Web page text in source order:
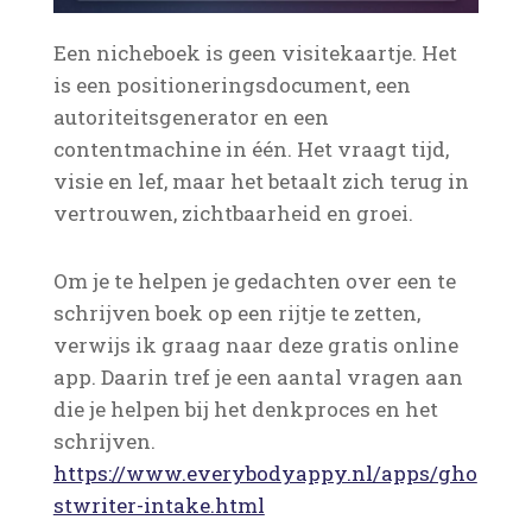
Een nicheboek is geen visitekaartje. Het
is een positioneringsdocument, een
autoriteitsgenerator en een
contentmachine in één. Het vraagt tijd,
visie en lef, maar het betaalt zich terug in
vertrouwen, zichtbaarheid en groei.
Om je te helpen je gedachten over een te
schrijven boek op een rijtje te zetten,
verwijs ik graag naar deze gratis online
app. Daarin tref je een aantal vragen aan
die je helpen bij het denkproces en het
schrijven.
https://www.everybodyappy.nl/apps/gho
stwriter-intake.html